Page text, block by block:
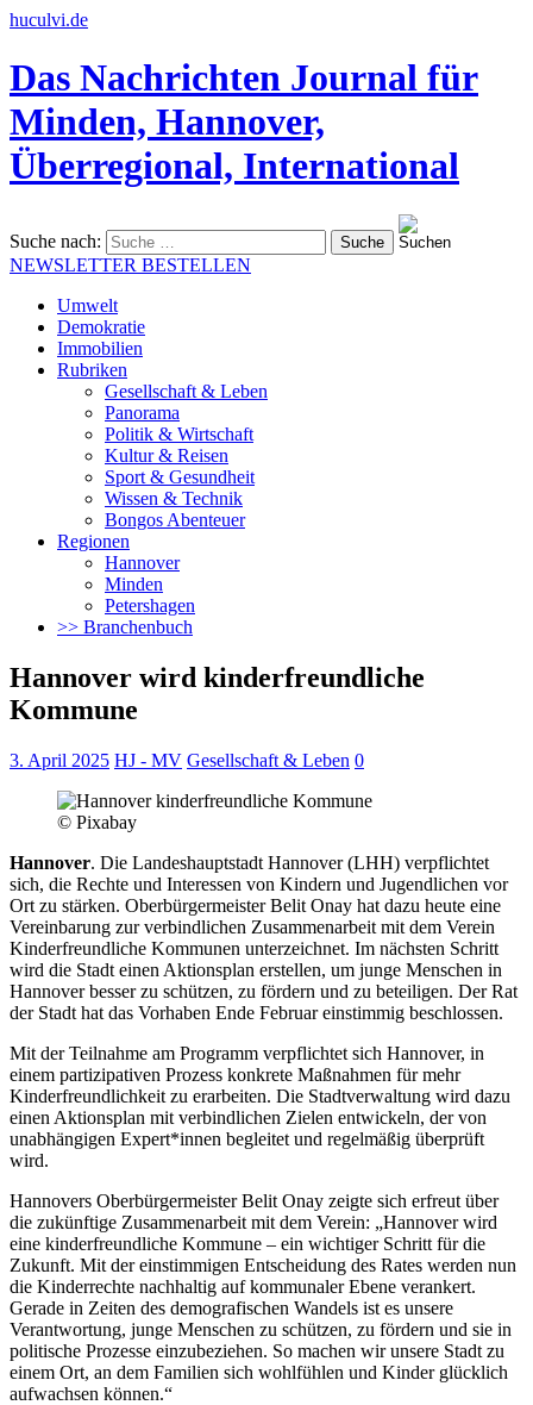
huculvi.de
Das Nachrichten Journal für
Minden, Hannover,
Überregional, International
Suche nach:
NEWSLETTER BESTELLEN
Umwelt
Demokratie
Immobilien
Rubriken
Gesellschaft & Leben
Panorama
Politik & Wirtschaft
Kultur & Reisen
Sport & Gesundheit
Wissen & Technik
Bongos Abenteuer
Regionen
Hannover
Minden
Petershagen
>> Branchenbuch
Hannover wird kinderfreundliche
Kommune
3. April 2025 HJ - MV Gesellschaft & Leben 0
© Pixabay
Hannover. Die Landeshauptstadt Hannover (LHH) verpflichtet
sich, die Rechte und Interessen von Kindern und Jugendlichen vor
Ort zu stärken. Oberbürgermeister Belit Onay hat dazu heute eine
Vereinbarung zur verbindlichen Zusammenarbeit mit dem Verein
Kinderfreundliche Kommunen unterzeichnet. Im nächsten Schritt
wird die Stadt einen Aktionsplan erstellen, um junge Menschen in
Hannover besser zu schützen, zu fördern und zu beteiligen. Der Rat
der Stadt hat das Vorhaben Ende Februar einstimmig beschlossen.
Mit der Teilnahme am Programm verpflichtet sich Hannover, in
einem partizipativen Prozess konkrete Maßnahmen für mehr
Kinderfreundlichkeit zu erarbeiten. Die Stadtverwaltung wird dazu
einen Aktionsplan mit verbindlichen Zielen entwickeln, der von
unabhängigen Expert*innen begleitet und regelmäßig überprüft
wird.
Hannovers Oberbürgermeister Belit Onay zeigte sich erfreut über
die zukünftige Zusammenarbeit mit dem Verein: „Hannover wird
eine kinderfreundliche Kommune – ein wichtiger Schritt für die
Zukunft. Mit der einstimmigen Entscheidung des Rates werden nun
die Kinderrechte nachhaltig auf kommunaler Ebene verankert.
Gerade in Zeiten des demografischen Wandels ist es unsere
Verantwortung, junge Menschen zu schützen, zu fördern und sie in
politische Prozesse einzubeziehen. So machen wir unsere Stadt zu
einem Ort, an dem Familien sich wohlfühlen und Kinder glücklich
aufwachsen können.“